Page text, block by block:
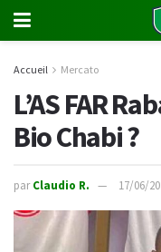
Accueil Mercato
L’AS FAR
Bio Chabi ?
par Claudio R. 17/06/